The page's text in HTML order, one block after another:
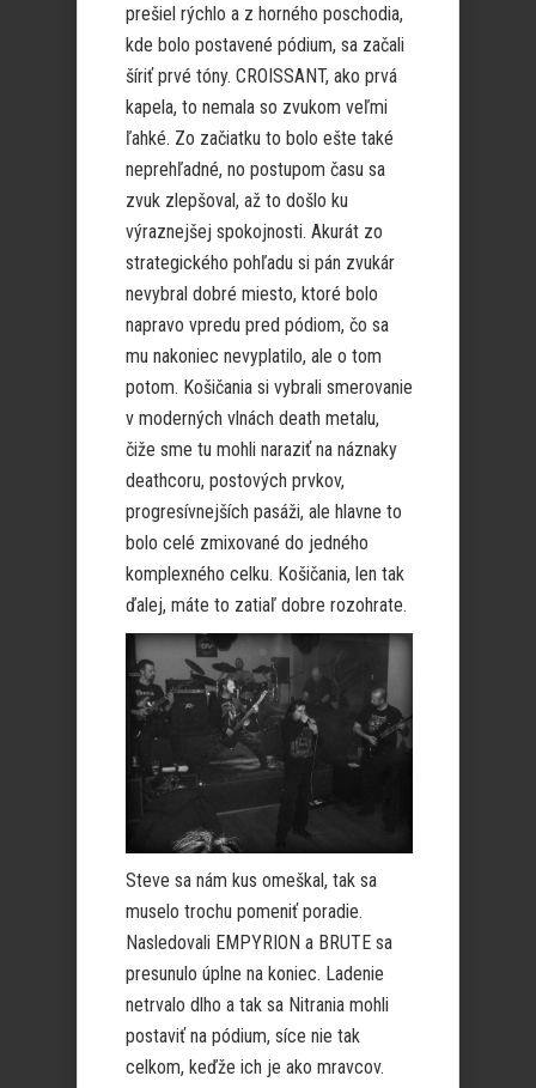
prešiel rýchlo a z horného poschodia,
kde bolo postavené pódium, sa začali
šíriť prvé tóny. CROISSANT, ako prvá
kapela, to nemala so zvukom veľmi
ľahké. Zo začiatku to bolo ešte také
neprehľadné, no postupom času sa
zvuk zlepšoval, až to došlo ku
výraznejšej spokojnosti. Akurát zo
strategického pohľadu si pán zvukár
nevybral dobré miesto, ktoré bolo
napravo vpredu pred pódiom, čo sa
mu nakoniec nevyplatilo, ale o tom
potom. Košičania si vybrali smerovanie
v moderných vlnách death metalu,
čiže sme tu mohli naraziť na náznaky
deathcoru, postových prvkov,
progresívnejších pasáži, ale hlavne to
bolo celé zmixované do jedného
komplexného celku. Košičania, len tak
ďalej, máte to zatiaľ dobre rozohrate.
Steve sa nám kus omeškal, tak sa
muselo trochu pomeniť poradie.
Nasledovali EMPYRION a BRUTE sa
presunulo úplne na koniec. Ladenie
netrvalo dlho a tak sa Nitrania mohli
postaviť na pódium, síce nie tak
celkom, keďže ich je ako mravcov.